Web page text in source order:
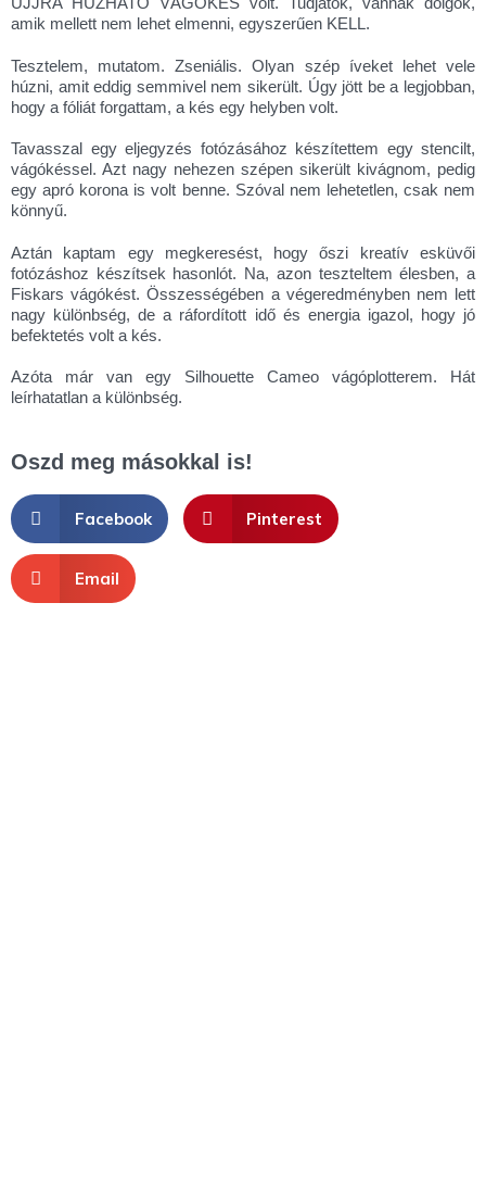
amik mellett nem lehet elmenni, egyszerűen KELL.
Tesztelem, mutatom. Zseniális. Olyan szép íveket lehet vele
húzni, amit eddig semmivel nem sikerült. Úgy jött be a legjobban,
hogy a fóliát forgattam, a kés egy helyben volt.
Tavasszal egy eljegyzés fotózásához készítettem egy stencilt,
vágókéssel. Azt nagy nehezen szépen sikerült kivágnom, pedig
egy apró korona is volt benne. Szóval nem lehetetlen, csak nem
könnyű.
Aztán kaptam egy megkeresést, hogy őszi kreatív esküvői
fotózáshoz készítsek hasonlót. Na, azon teszteltem élesben, a
Fiskars vágókést. Összességében a végeredményben nem lett
nagy különbség, de a ráfordított idő és energia igazol, hogy jó
befektetés volt a kés.
Azóta már van egy Silhouette Cameo vágóplotterem. Hát
leírhatatlan a különbség.
Oszd meg másokkal is!
Facebook Pinterest
Email